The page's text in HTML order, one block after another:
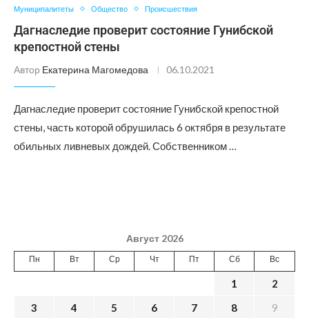
Муниципалитеты Общество Происшествия
Дагнаследие проверит состояние Гунибской
крепостной стены
Автор Екатерина Магомедова 06.10.2021
Дагнаследие проверит состояние Гунибской крепостной
стены, часть которой обрушилась 6 октября в результате
обильных ливневых дождей. Собственником …
Август 2026
Пн Вт Ср Чт Пт Сб Вс
1
2
3
4 5 6 7 8
9